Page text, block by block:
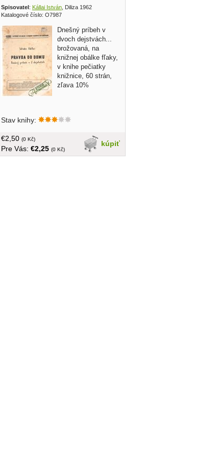
Spisovatel: Kállai István , Diliza 1962
Katalogové číslo: O7987
Dnešný príbeh v
dvoch dejstvách...
brožovaná, na
knižnej obálke fľaky,
v knihe pečiatky
knižnice, 60 strán,
zľava 10%
Stav knihy:
kúpiť
€2,50 (0 Kč)
Pre Vás: €2,25 (0 Kč)